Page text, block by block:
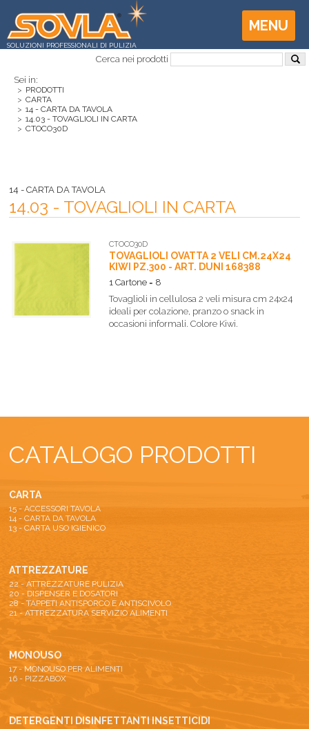
SOLUZIONI PROFESSIONALI DI PULIZIA
MENU
Cerca nei prodotti
Sei in:
> PRODOTTI
> CARTA
> 14 - CARTA DA TAVOLA
> 14.03 - TOVAGLIOLI IN CARTA
> CTOCO30D
14 - CARTA DA TAVOLA
14.03 - TOVAGLIOLI IN CARTA
CTOCO30D
TOVAGLIOLI OVATTA 2 VELI CM.24X24
KIWI PZ.300 - ART. DUNI 168388
1 Cartone = 8
Tovaglioli in cellulosa 2 veli misura cm 24x24
ideali per colazione, pranzo o snack in
occasioni informali. Colore Kiwi.
CATALOGO PRODOTTI
CARTA
15 - ACCESSORI TAVOLA
14 - CARTA DA TAVOLA
13 - CARTA USO IGIENICO
ATTREZZATURE
22 - ATTREZZATURE PULIZIA
20 - DISPENSER E DOSATORI
28 - TAPPETI ANTISPORCO E ANTISCIVOLO
21 - ATTREZZATURA SERVIZIO ALIMENTI
MONOUSO
17 - MONOUSO PER ALIMENTI
16 - PIZZABOX
DETERGENTI DISINFETTANTI INSETTICIDI